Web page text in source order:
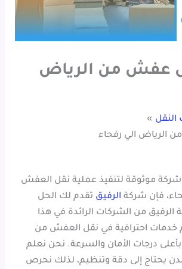
عفش من الرياض
النقل
الرياض الي رفحاء
موثوقة لتنفيذ عملية نقل العفش
فإن شركة الرفيق تقدم لك الحل
الرفيق من الشركات الرائدة في هذا
خدمات احترافية في نقل العفش من
درجات الأمان والسرعة. نحن نعلم
يحتاج إلى دقة وتنظيم، لذلك نحرص